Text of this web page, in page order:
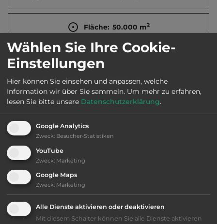
Fläche: 50.000 m2
Öffnungszeiten:
Telefon: 0039 0782 667485
Ausstattung:
bis 50,- Euro
Klassifizierung: befriedigend
Lage: schön
Wählen Sie Ihre Cookie-
Einstellungen
Hier können Sie einsehen und anpassen, welche
Information wir über Sie sammeln. Um mehr zu erfahren,
lesen Sie bitte unsere Datenschutzerklärung.
Google Analytics
Zweck: Besucher-Statistiken
YouTube
Zweck: Marketing
Google Maps
Zweck: Marketing
Alle Dienste aktivieren oder deaktivieren
Mit diesem Schalter können Sie alle Dienste aktivieren